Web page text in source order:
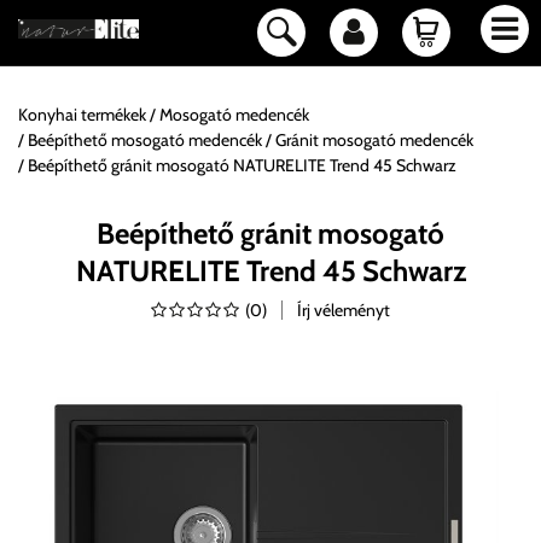
Konyhai termékek
Mosogató medencék
Beépíthető mosogató medencék
Gránit mosogató medencék
Beépíthető gránit mosogató NATURELITE Trend 45 Schwarz
Beépíthető gránit mosogató
NATURELITE Trend 45 Schwarz
(0) Írj véleményt